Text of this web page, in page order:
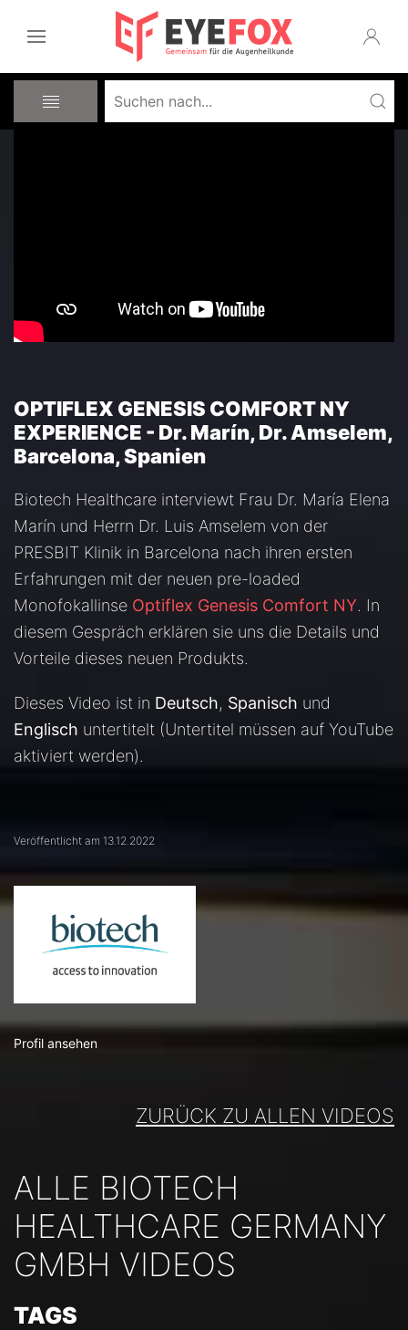
OPTIFLEX GENESIS COMFORT NY
EXPERIENCE - Dr. Marín, Dr. Amselem,
Barcelona, Spanien
Biotech Healthcare interviewt Frau Dr. María Elena
Marín und Herrn Dr. Luis Amselem von der
PRESBIT Klinik in Barcelona nach ihren ersten
Erfahrungen mit der neuen pre-loaded
Monofokallinse Optiflex Genesis Comfort NY. In
diesem Gespräch erklären sie uns die Details und
Vorteile dieses neuen Produkts.
Dieses Video ist in Deutsch, Spanisch und
Englisch untertitelt (Untertitel müssen auf YouTube
aktiviert werden).
Veröffentlicht am 13.12.2022
Profil ansehen
ZURÜCK ZU ALLEN VIDEOS
ALLE BIOTECH
HEALTHCARE GERMANY
GMBH VIDEOS
TAGS